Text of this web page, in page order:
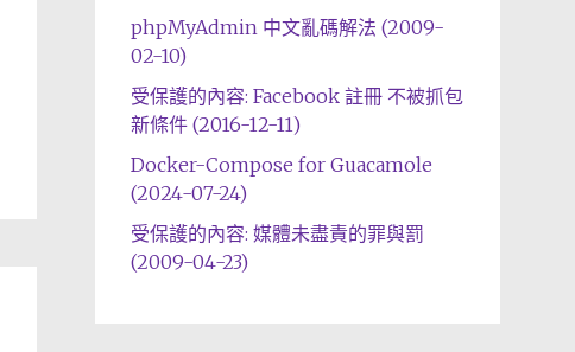
phpMyAdmin 中文亂碼解法 (2009-
02-10)
受保護的內容: Facebook 註冊 不被抓包
新條件 (2016-12-11)
Docker-Compose for Guacamole
(2024-07-24)
受保護的內容: 媒體未盡責的罪與罰
(2009-04-23)